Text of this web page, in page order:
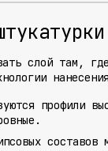
слой там,
профили